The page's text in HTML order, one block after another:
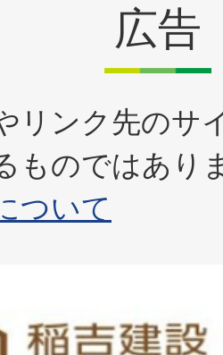
広告
リンク先のサ
ものではあり
ついて